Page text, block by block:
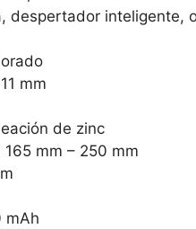
despertador inteligente,
mm
de zinc
mm – 250 mm
mAh